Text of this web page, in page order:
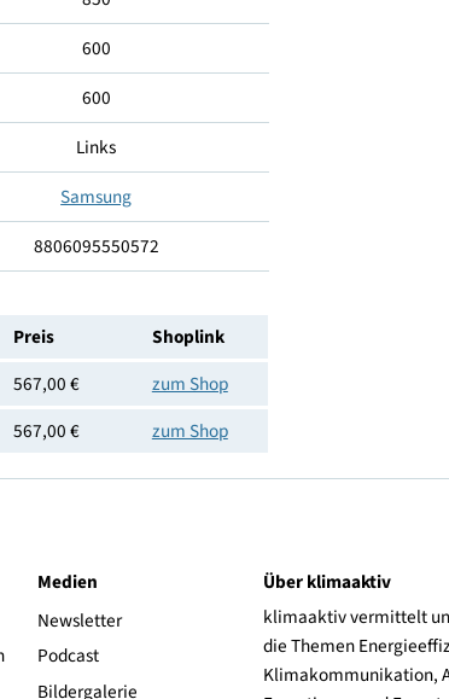
600
600
Links
Samsung
8806095550572
567,00 € zum Shop
zum Shop